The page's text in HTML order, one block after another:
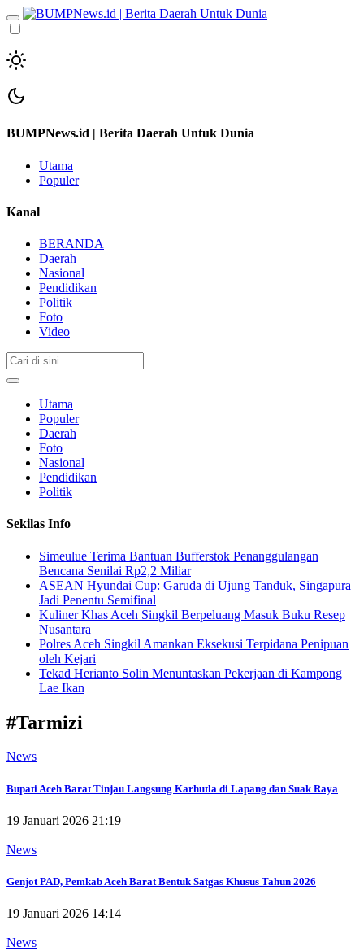
BUMPNews.id | Berita Daerah Untuk Dunia
Utama
Populer
Kanal
BERANDA
Daerah
Nasional
Pendidikan
Politik
Foto
Video
Utama
Populer
Daerah
Foto
Nasional
Pendidikan
Politik
Sekilas Info
Simeulue Terima Bantuan Bufferstok Penanggulangan
Bencana Senilai Rp2,2 Miliar
ASEAN Hyundai Cup: Garuda di Ujung Tanduk, Singapura
Jadi Penentu Semifinal
Kuliner Khas Aceh Singkil Berpeluang Masuk Buku Resep
Nusantara
Polres Aceh Singkil Amankan Eksekusi Terpidana Penipuan
oleh Kejari
Tekad Herianto Solin Menuntaskan Pekerjaan di Kampong
Lae Ikan
#Tarmizi
News
Bupati Aceh Barat Tinjau Langsung Karhutla di Lapang dan Suak Raya
19 Januari 2026 21:19
News
Genjot PAD, Pemkab Aceh Barat Bentuk Satgas Khusus Tahun 2026
19 Januari 2026 14:14
News